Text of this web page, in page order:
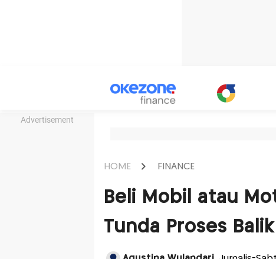
Advertisement
HOME FINANCE
Beli Mobil atau
Tunda Proses